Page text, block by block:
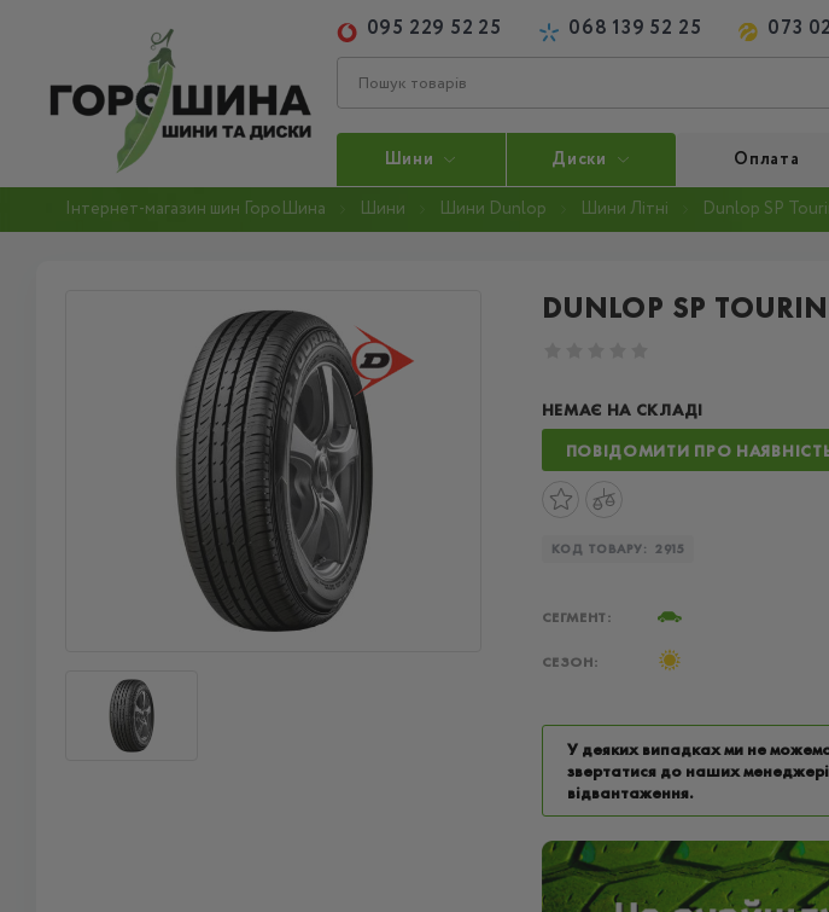
095 229 52 25 068 139 52 25 073
Шини Диски Оплата
Інтернет-магазин шин ГороШина Шини Шини Dunlop Шини Літні Dunlop SP
DUNLOP SP
НЕМАЄ НА СКЛАДІ
ПОВІДОМИТИ ПРО
КОД ТОВАРУ: 2915
СЕГМЕНТ:
СЕЗОН:
У деяких випадках ми не
звертатися до наших
відвантаження.